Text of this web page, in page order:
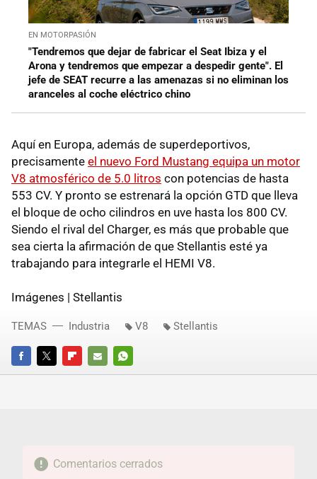
EN MOTORPASIÓN
"Tendremos que dejar de fabricar el Seat Ibiza y el
Arona y tendremos que empezar a despedir gente". El
jefe de SEAT recurre a las amenazas si no eliminan los
aranceles al coche eléctrico chino
Aquí en Europa, además de superdeportivos,
precisamente el nuevo Ford Mustang equipa un motor
V8 atmosférico de 5.0 litros con potencias de hasta
553 CV. Y pronto se estrenará la opción GTD que lleva
el bloque de ocho cilindros en uve hasta los 800 CV.
Siendo el rival del Charger, es más que probable que
sea cierta la afirmación de que Stellantis esté ya
trabajando para integrarle el HEMI V8.
Imágenes | Stellantis
FACEBOOKTWITTERFLIPBOARD
E-
WHATSAPP
TEMAS Industria V8 Stellantis
Comentarios cerrados